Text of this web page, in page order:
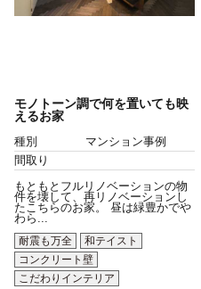
モノトーン調で何を置いても映
えるお家
種別
マンション事例
間取り
もともとフルリノベーションの物
件を壊して、再リノベーションし
たこちらのお家。 昼は緑豊かでや
わら...
耐震も万全
和テイスト
コンクリート壁
こだわりインテリア